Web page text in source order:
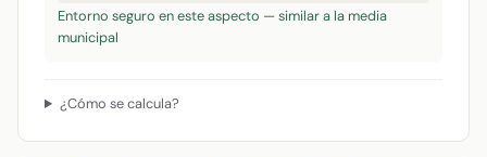
Entorno seguro en este aspecto — similar a la media
municipal
¿Cómo se calcula?